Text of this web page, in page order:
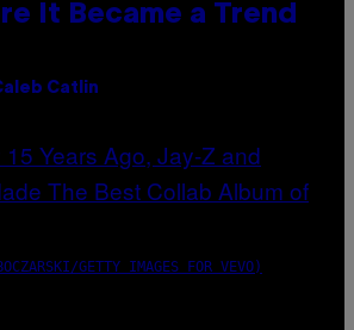
It Became a Trend
Catlin
GETTY IMAGES FOR VEVO)